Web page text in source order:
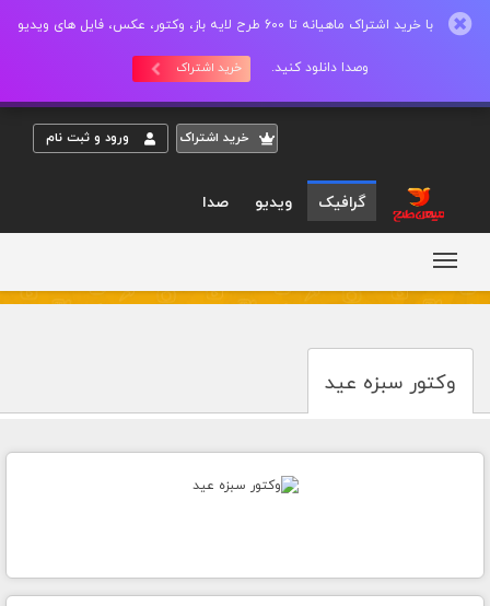
با خرید اشتراک ماهیانه تا 600 طرح لایه باز، وکتور، عکس، فایل های ویدیو
وصدا دانلود کنید. خرید اشتراک
خريد اشتراک ورود و ثبت نام
گرافیک ویدیو صدا
وکتور سبزه عید